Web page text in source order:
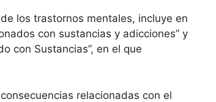
los trastornos mentales, incluye en
con sustancias y adicciones” y
con Sustancias”, en el que
relacionadas con el